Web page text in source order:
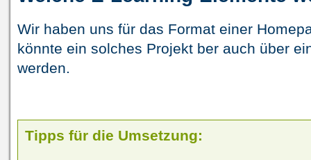
Wir haben uns für das Format einer
könnte ein solches Projekt ber auch über
werden.
Tipps für die Umsetzung: